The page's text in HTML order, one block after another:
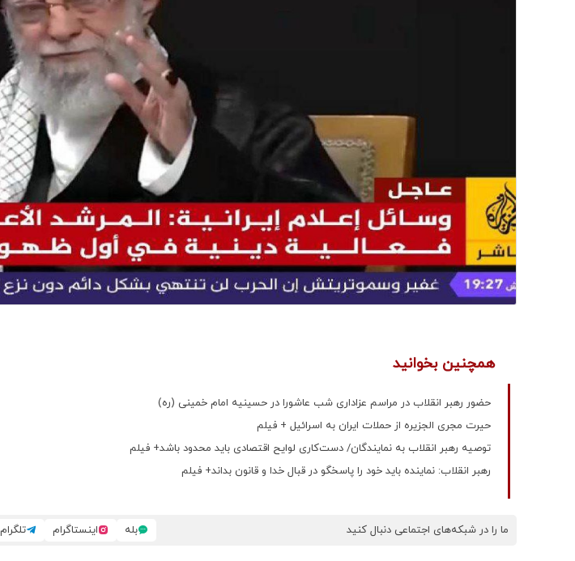
همچنین بخوانید
حضور رهبر انقلاب در مراسم عزاداری شب عاشورا در حسینیه امام خمینی (ره)
حیرت مجری الجزیره از حملات ایران به اسرائیل + فیلم
توصیه رهبر انقلاب به نمایندگان/ دست‌کاری لوایح اقتصادی باید محدود باشد+ فیلم
رهبر انقلاب: نماینده باید خود را پاسخگو در قبال خدا و قانون بداند+ فیلم
ما را در شبکه‌های اجتماعی دنبال کنید بله اینستاگرام تلگرام